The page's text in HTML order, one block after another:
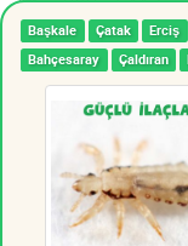
Başkale Çatak Erciş
Bahçesaray
Çaldıran